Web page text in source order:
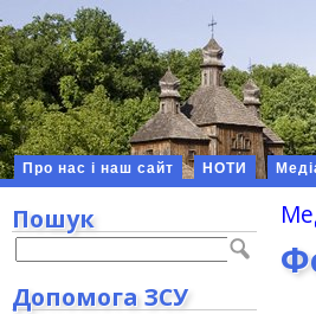
Про нас і наш сайт НОТИ
Пошук
Допомога ЗСУ